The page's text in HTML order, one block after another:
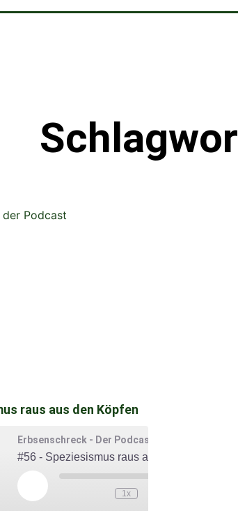
raus aus den Köpfen
Erbsenschreck - Der Podcast
1x